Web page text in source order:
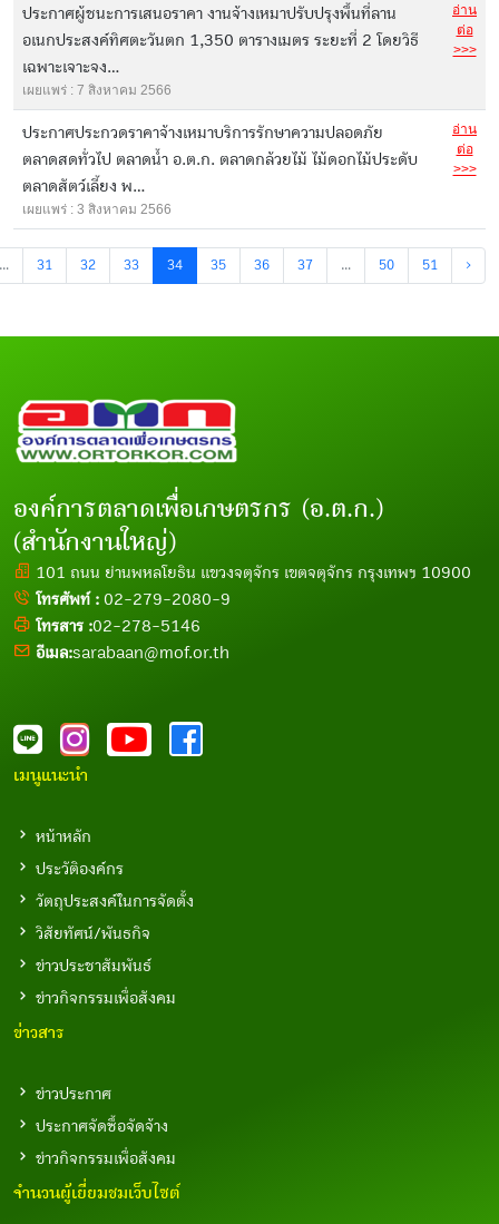
ประกาศผู้ชนะการเสนอราคา งานจ้างเหมาปรับปรุงพื้นที่ลาน
อเนกประสงค์ทิศตะวันตก 1,350 ตารางเมตร ระยะที่ 2 โดยวิธี
เฉพาะเจาะจง...
เผยแพร่ : 7 สิงหาคม 2566
อ่าน
ต่อ
>>>
ประกาศประกวดราคาจ้างเหมาบริการรักษาความปลอดภัย
ตลาดสดทั่วไป ตลาดน้ำ อ.ต.ก. ตลาดกล้วยไม้ ไม้ดอกไม้ประดับ
ตลาดสัตว์เลี้ยง พ...
เผยแพร่ : 3 สิงหาคม 2566
อ่าน
ต่อ
>>>
... 31 32 33 34 35 36 37 ... 50 51 ›
องค์การตลาดเพื่อเกษตรกร (อ.ต.ก.)
(สำนักงานใหญ่)
101 ถนน ย่านพหลโยธิน แขวงจตุจักร เขตจตุจักร กรุงเทพฯ 10900
โทรศัพท์ : 02-279-2080-9
โทรสาร :02-278-5146
อีเมล:sarabaan@mof.or.th
เมนูแนะนำ
หน้าหลัก
ประวัติองค์กร
วัตถุประสงค์ในการจัดตั้ง
วิสัยทัศน์/พันธกิจ
ข่าวประชาสัมพันธ์
ข่าวกิจกรรมเพื่อสังคม
ข่าวสาร
ข่าวประกาศ
ประกาศจัดซื้อจัดจ้าง
ข่าวกิจกรรมเพื่อสังคม
จำนวนผู้เยี่ยมชมเว็บไซต์